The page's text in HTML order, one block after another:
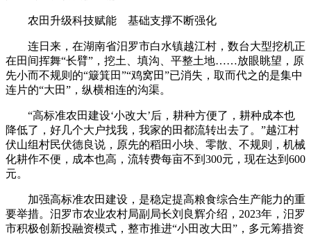
农田升级科技赋能 基础支撑不断强化
连日来，在湖南省汨罗市白水镇越江村，数台大型挖机正
在田间挥舞“长臂”，挖土、填沟、平整土地……放眼眺望，原
先小而不规则的“簸箕田”“鸡窝田”已消失，取而代之的是集中
连片的“大田”，纵横相连的沟渠。
“高标准农田建设‘小改大’后，耕种方便了，耕种成本也
降低了，好几个大户找我，我家的田都流转出去了。”越江村
伏山组村民伏德良说，原先的稻田小块、零散、不规则，机械
化耕作不便，成本也高，流转费每亩不到300元，现在达到600
元。
加强高标准农田建设，是稳定提高粮食综合生产能力的重
要举措。汨罗市农业农村局副局长刘良辉介绍，2023年，汨罗
市积极创新投融资模式，整市推进“小田改大田”，多元筹措资